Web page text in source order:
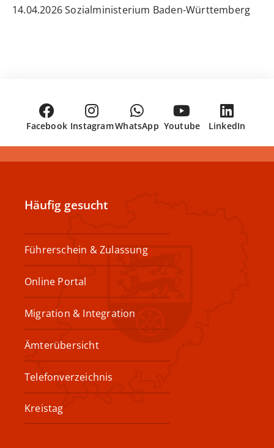
14.04.2026 Sozialministerium Baden-Württemberg
Facebook InstagramWhatsApp Youtube LinkedIn
Häufig gesucht
Führerschein & Zulassung
Online Portal
Migration & Integration
Ämterübersicht
Telefonverzeichnis
Kreistag